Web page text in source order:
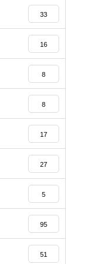
33
16
8
8
17
27
5
95
51